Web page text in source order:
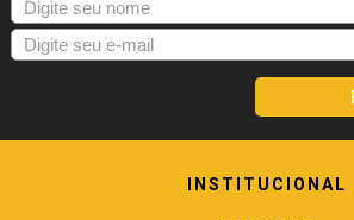
INSTITUCIONAL